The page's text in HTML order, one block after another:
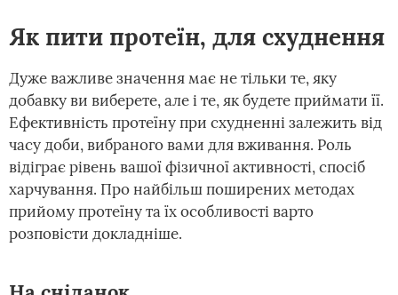
Як пити протеїн, для схуднення
Дуже важливе значення має не тільки те, яку
добавку ви виберете, але і те, як будете приймати її.
Ефективність протеїну при схудненні залежить від
часу доби, вибраного вами для вживання. Роль
відіграє рівень вашої фізичної активності, спосіб
харчування. Про найбільш поширених методах
прийому протеїну та їх особливості варто
розповісти докладніше.